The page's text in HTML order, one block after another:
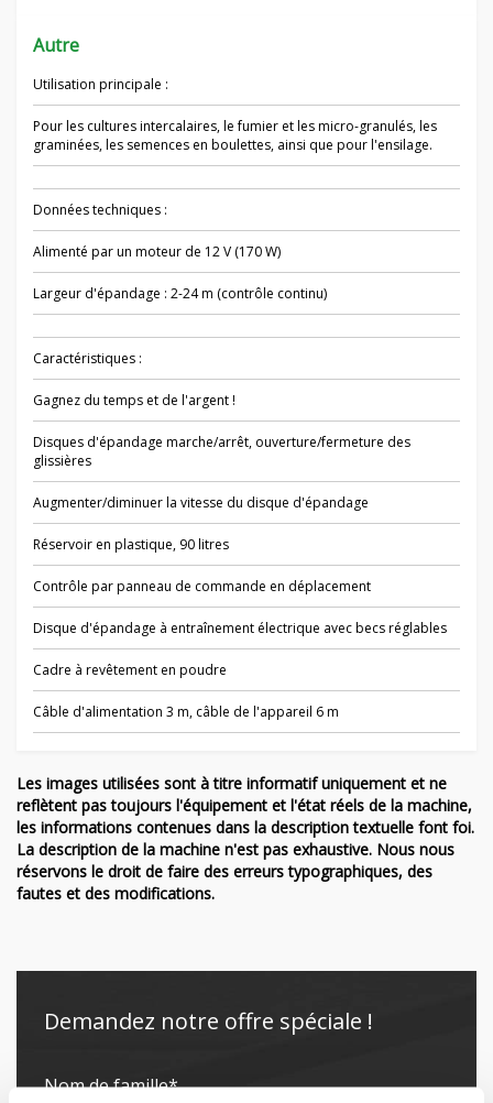
Autre
Utilisation principale :
Pour les cultures intercalaires, le fumier et les micro-granulés, les
graminées, les semences en boulettes, ainsi que pour l'ensilage.
Données techniques :
Alimenté par un moteur de 12 V (170 W)
Largeur d'épandage : 2-24 m (contrôle continu)
Caractéristiques :
Gagnez du temps et de l'argent !
Disques d'épandage marche/arrêt, ouverture/fermeture des
glissières
Augmenter/diminuer la vitesse du disque d'épandage
Réservoir en plastique, 90 litres
Contrôle par panneau de commande en déplacement
Disque d'épandage à entraînement électrique avec becs réglables
Cadre à revêtement en poudre
Câble d'alimentation 3 m, câble de l'appareil 6 m
Les images utilisées sont à titre informatif uniquement et ne
reflètent pas toujours l'équipement et l'état réels de la machine,
les informations contenues dans la description textuelle font foi.
La description de la machine n'est pas exhaustive. Nous nous
réservons le droit de faire des erreurs typographiques, des
fautes et des modifications.
Demandez notre offre spéciale !